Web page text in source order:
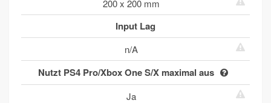
200 x 200 mm
Input Lag
n/A
Nutzt PS4 Pro/Xbox One S/X maximal aus
Ja